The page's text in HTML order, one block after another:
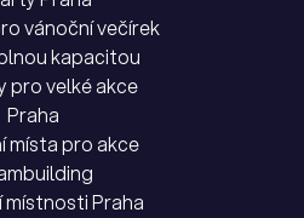
vánoční večírek
kapacitou
pro velké akce
Praha
místa pro akce
místnosti Praha